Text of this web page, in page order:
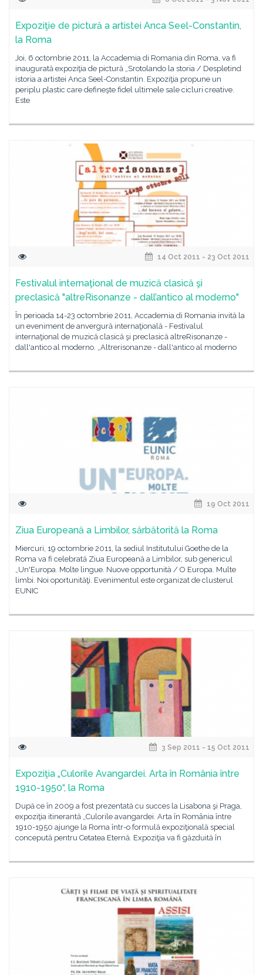
Expoziţie de pictură a artistei Anca Seel-Constantin,
la Roma
Joi, 6 octombrie 2011, la Accademia di Romania din Roma, va fi
inaugurată expoziţia de pictură „Srotolando la storia / Despletind
istoria a artistei Anca Seel-Constantin. Expoziţia propune un
periplu plastic care defineşte fidel ultimele sale cicluri creative.
Este
14 Oct 2011 - 23 Oct 2011
Festivalul internaţional de muzică clasică şi
preclasică "altreRisonanze - dall’antico al moderno"
În perioada 14-23 octombrie 2011, Accademia di Romania invită la
un eveniment de anvergură internaţională - Festivalul
internaţional de muzică clasică şi preclasică altreRisonanze -
dall'antico al moderno. „Altrerisonanze - dall'antico al moderno
19 Oct 2011
Ziua Europeană a Limbilor, sărbătorită la Roma
Miercuri, 19 octombrie 2011, la sediul Institutului Goethe de la
Roma va fi celebrată Ziua Europeană a Limbilor, sub genericul
„Un'Europa. Molte lingue. Nuove opportunità / O Europa. Multe
limbi. Noi oportunităţi. Evenimentul este organizat de clusterul
EUNIC
3 Sep 2011 - 15 Oct 2011
Expoziţia „Culorile Avangardei. Arta în România între
1910-1950“, la Roma
După ce în 2009 a fost prezentată cu succes la Lisabona şi Praga,
expoziţia itinerantă „Culorile avangardei. Arta în România între
1910-1950 ajunge la Roma într-o formulă expoziţională special
concepută pentru Cetatea Eternă. Expoziţia va fi găzduită în